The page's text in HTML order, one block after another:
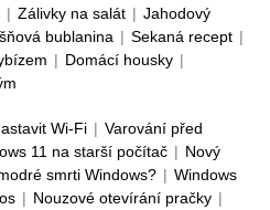
| Zálivky na salát | Jahodový
bublanina | Sekaná recept |
| Domácí housky |
Wi-Fi | Varování před
11 na starší počítač | Nový
smrti Windows? | Windows
| Nouzové otevírání pračky |